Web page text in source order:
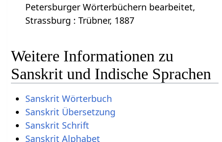
Petersburger Wörterbüchern bearbeitet,
Strassburg : Trübner, 1887
Weitere Informationen zu
Sanskrit und Indische Sprachen
Sanskrit Wörterbuch
Sanskrit Übersetzung
Sanskrit Schrift
Sanskrit Alphabet